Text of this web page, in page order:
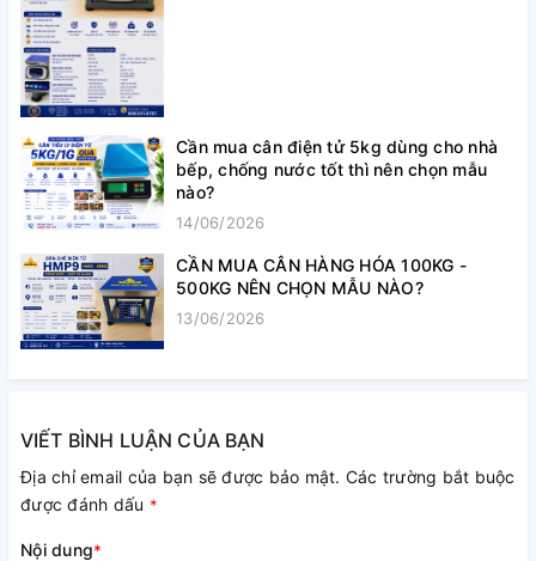
Cần mua cân điện tử 5kg dùng cho nhà
bếp, chống nước tốt thì nên chọn mẫu
nào?
14/06/2026
CẦN MUA CÂN HÀNG HÓA 100KG -
500KG NÊN CHỌN MẪU NÀO?
13/06/2026
VIẾT BÌNH LUẬN CỦA BẠN
Địa chỉ email của bạn sẽ được bảo mật. Các trường bắt buộc
được đánh dấu *
Nội dung*